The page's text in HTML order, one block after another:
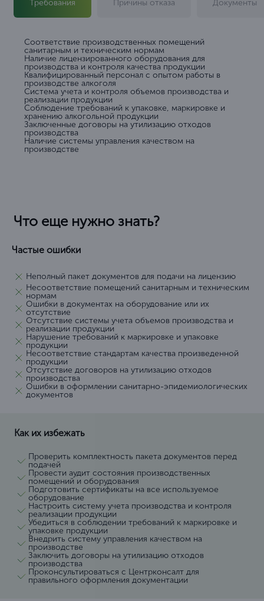
Требования Причины отказа Документы
Соответствие производственных помещений
санитарным и техническим нормам
Наличие лицензированного оборудования для
производства и контроля качества продукции
Квалифицированный персонал с опытом работы в
производстве алкоголя
Система учета и контроля объемов производства и
реализации продукции
Соблюдение требований к упаковке, маркировке и
хранению алкогольной продукции
Заключенные договоры на утилизацию отходов
производства
Наличие системы управления качеством на
производстве
Что еще нужно знать?
Частые ошибки
Неполный пакет документов для подачи на лицензию
Несоответствие помещений санитарным и техническим
нормам
Ошибки в документах на оборудование или их
отсутствие
Отсутствие системы учета объемов производства и
реализации продукции
Нарушение требований к маркировке и упаковке
продукции
Несоответствие стандартам качества произведенной
продукции
Отсутствие договоров на утилизацию отходов
производства
Ошибки в оформлении санитарно-эпидемиологических
документов
Как их избежать
Проверить комплектность пакета документов перед
подачей
Провести аудит состояния производственных
помещений и оборудования
Подготовить сертификаты на все используемое
оборудование
Настроить систему учета производства и контроля
реализации продукции
Убедиться в соблюдении требований к маркировке и
упаковке продукции
Внедрить систему управления качеством на
производстве
Заключить договоры на утилизацию отходов
производства
Проконсультироваться с Центрконсалт для
правильного оформления документации